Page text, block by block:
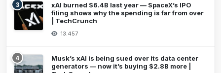
3
xAI burned $6.4B last year — SpaceX’s IPO
filing shows why the spending is far from over
| TechCrunch
13.457
4
Musk’s xAI is being sued over its data center
generators — now it’s buying $2.8B more |